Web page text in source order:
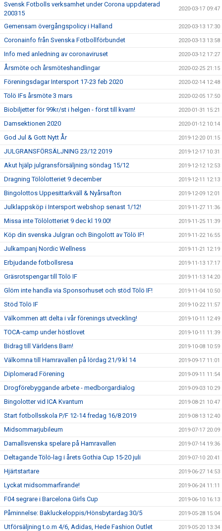
Svensk Fotbolls verksamhet under Corona uppdaterad
200315
2020-03-17 09:47
Gemensam övergångspolicy i Halland 2020-03-13 17:30
Coronainfo från Svenska Fotbollförbundet 2020-03-13 13:58
Info med anledning av coronaviruset 2020-03-12 17:27
Årsmöte och årsmöteshandlingar 2020-02-25 21:15
Föreningsdagar Intersport 17-23 feb 2020 2020-02-14 12:48
Tölö IFs årsmöte 3 mars 2020-02-05 17:50
Biobiljetter för 99kr/st i helgen - först till kvarn! 2020-01-31 15:21
Damsektionen 2020 2020-01-12 10:14
God Jul & Gott Nytt År 2019-12-20 01:15
JULGRANSFÖRSÄLJNING 23/12 2019 2019-12-17 10:31
Akut hjälp julgransförsäljning söndag 15/12 2019-12-12 12:53
Dragning Tölölotteriet 9 december 2019-12-11 12:13
Bingolottos Uppesittarkväll & Nyårsafton 2019-12-09 12:01
Julklappsköp i Intersport webshop senast 1/12! 2019-11-27 11:36
Missa inte Tölölotteriet 9 dec kl 19.00! 2019-11-25 11:39
Köp din svenska Julgran och Bingolott av Tölö IF! 2019-11-22 16:55
Julkampanj Nordic Wellness 2019-11-21 12:19
Erbjudande fotbollsresa 2019-11-13 17:17
Gräsrotspengar till Tölö IF 2019-11-13 14:20
Glöm inte handla via Sponsorhuset och stöd Tölö IF! 2019-11-04 10:50
Stöd Tölö IF 2019-10-22 11:57
Välkommen att delta i vår förenings utveckling! 2019-10-11 12:49
TOCA-camp under höstlovet 2019-10-11 11:39
Bidrag till Världens Barn! 2019-10-08 10:59
Välkomna till Hamravallen på lördag 21/9 kl 14 2019-09-17 11:01
Diplomerad Förening 2019-09-11 11:54
Drogförebyggande arbete - medborgardialog 2019-09-03 10:29
Bingolotter vid ICA Kvantum 2019-08-21 10:47
Start fotbollsskola P/F 12-14 fredag 16/8 2019 2019-08-13 12:40
Midsommarjubileum 2019-07-17 20:09
Damallsvenska spelare på Hamravallen 2019-07-14 19:36
Deltagande Tölö-lag i årets Gothia Cup 15-20 juli 2019-07-10 20:41
Hjärtstartare 2019-06-27 14:53
Lyckat midsommarfirande! 2019-06-24 11:11
F04 segrare i Barcelona Girls Cup 2019-06-10 16:13
Påminnelse: Bakluckeloppis/Hönsbytardag 30/5 2019-05-28 15:04
Utförsäljning t.o.m 4/6, Adidas, Hede Fashion Outlet 2019-05-20 13:34